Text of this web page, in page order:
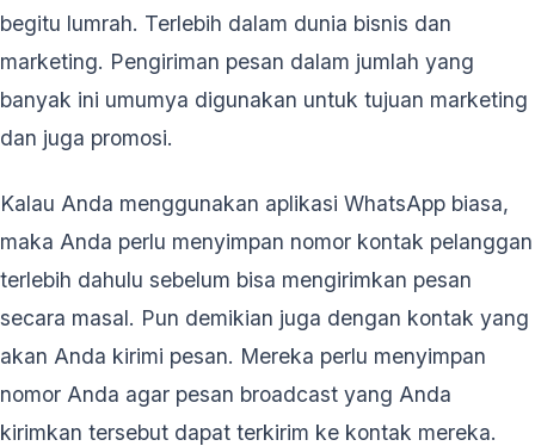
begitu lumrah. Terlebih dalam dunia bisnis dan
marketing. Pengiriman pesan dalam jumlah yang
banyak ini umumya digunakan untuk tujuan marketing
dan juga promosi.
Kalau Anda menggunakan aplikasi WhatsApp biasa,
maka Anda perlu menyimpan nomor kontak pelanggan
terlebih dahulu sebelum bisa mengirimkan pesan
secara masal. Pun demikian juga dengan kontak yang
akan Anda kirimi pesan. Mereka perlu menyimpan
nomor Anda agar pesan broadcast yang Anda
kirimkan tersebut dapat terkirim ke kontak mereka.